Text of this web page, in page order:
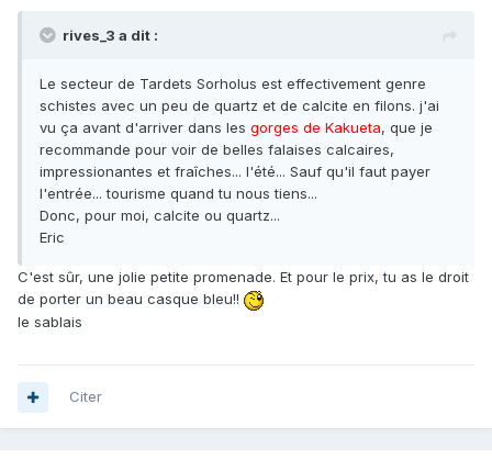
rives_3 a dit :
Le secteur de Tardets Sorholus est effectivement genre
schistes avec un peu de quartz et de calcite en filons. j'ai
vu ça avant d'arriver dans les gorges de Kakueta, que je
recommande pour voir de belles falaises calcaires,
impressionantes et fraîches... l'été... Sauf qu'il faut payer
l'entrée... tourisme quand tu nous tiens...
Donc, pour moi, calcite ou quartz...
Eric
C'est sûr, une jolie petite promenade. Et pour le prix, tu as le droit
de porter un beau casque bleu!!
le sablais
Citer